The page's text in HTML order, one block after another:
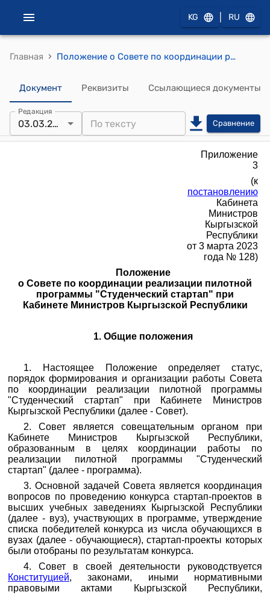
KG RU
Главная › Положение о Совете по координации реализации пилотной программы "Студенческий стартап" при Кабинете Министров Кыргызской Республики (к постановлению Кабинета Министров Кыргызской Республики от 3 марта 2023 года № 128)
Документ Реквизиты Ссылающиеся документы
Редакция
03.03.2023 Сравнение